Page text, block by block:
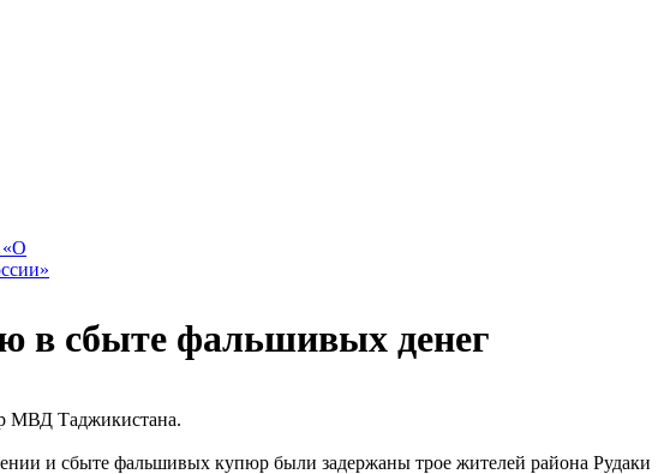
в сбыте фальшивых денег
МВД Таджикистана.
и сбыте фальшивых купюр были задержаны трое жителей района Рудаки